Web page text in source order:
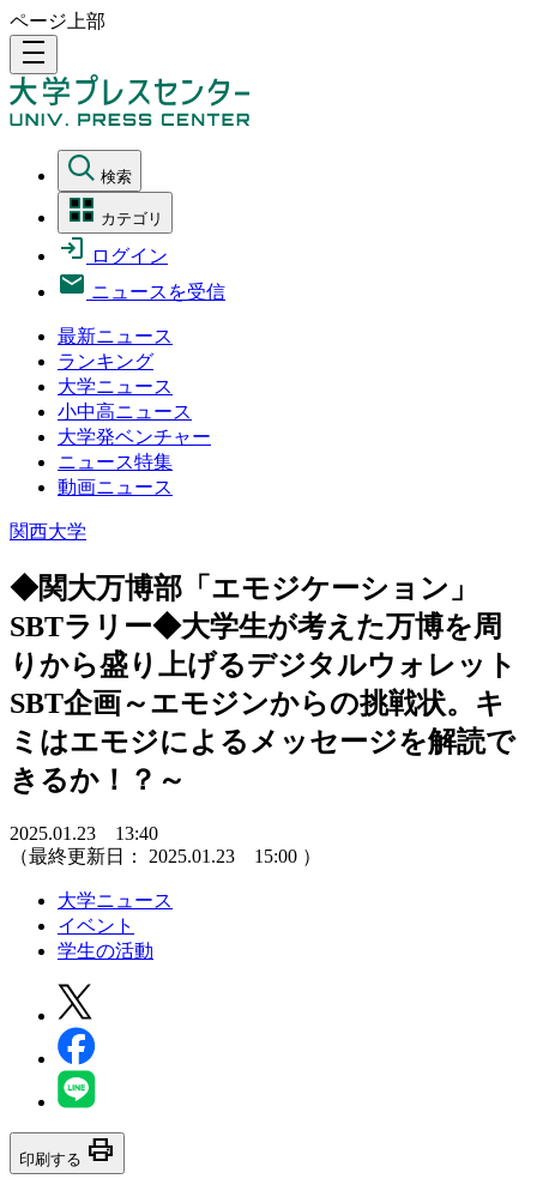
ページ上部
density_medium
検索
カテゴリ
ログイン
ニュースを受信
最新ニュース
ランキング
大学ニュース
小中高ニュース
大学発ベンチャー
ニュース特集
動画ニュース
関西大学
◆関大万博部「エモジケーション」
SBTラリー◆大学生が考えた万博を周
りから盛り上げるデジタルウォレット
SBT企画～エモジンからの挑戦状。キ
ミはエモジによるメッセージを解読で
きるか！？～
2025.01.23 13:40
（最終更新日： 2025.01.23 15:00 ）
大学ニュース
イベント
学生の活動
印刷する print